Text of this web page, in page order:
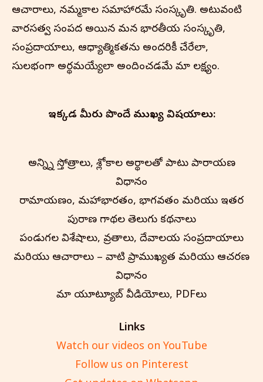
ఆచారాలు, నమ్మకాల సమాహారమే సంస్కృతి. అటువంటి
వారసత్వ సంపద అయిన మన భారతీయ సంస్కృతి,
సంప్రదాయాలు, ఆధ్యాత్మికతను అందరికీ చేరేలా,
సులభంగా అర్థమయ్యేలా అందించడమే మా లక్ష్యం.
ఇక్కడ మీరు పొందే ముఖ్య విషయాలు:
అన్న్ని స్తోత్రాలు, శ్లోకాల అర్థాలతో పాటు పారాయణ
విధానం
రామాయణం, మహాభారతం, భాగవతం మరియు ఇతర
పురాణ గాథల తెలుగు కథనాలు
పండుగల విశేషాలు, వ్రతాలు, దేవాలయ సంప్రదాయాలు
మరియు ఆచారాలు – వాటి ప్రాముఖ్యత మరియు ఆచరణ
విధానం
మా యూట్యూబ్ వీడియోలు, PDFలు
Links
Watch our videos on YouTube
Follow us on Pinterest